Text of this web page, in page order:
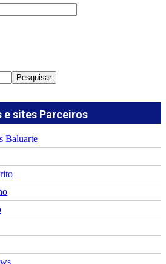
Pesquisar
e sites Parceiros
Baluarte